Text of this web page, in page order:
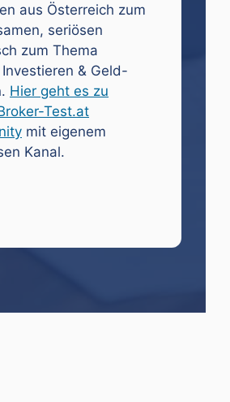
aus Österreich zum
seriösen
zum Thema
& Geld-
Hier geht es zu
Test.at
mit eigenem
Kanal.